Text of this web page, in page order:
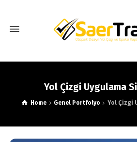
Yol Çizgi Uygulama
Home Genel Portfolyo Yol Çizgi